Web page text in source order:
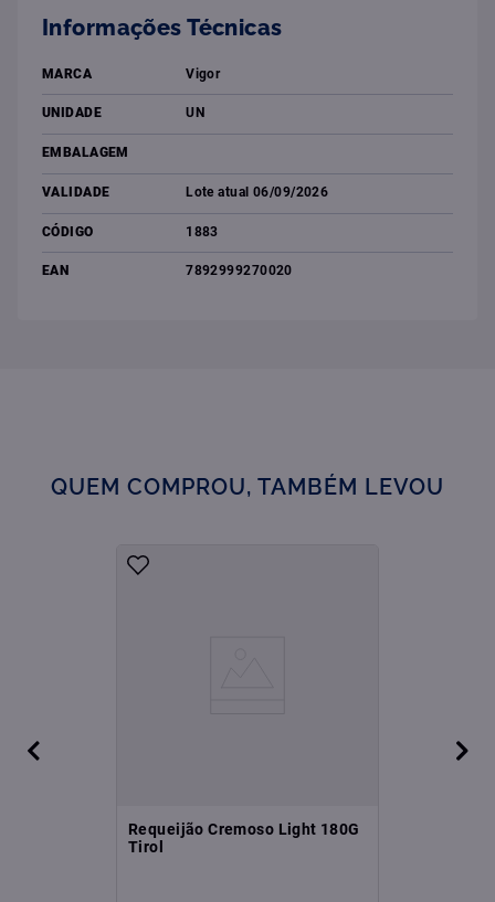
Informações Técnicas
MARCA Vigor
UNIDADE UN
EMBALAGEM
VALIDADE Lote atual 06/09/2026
CÓDIGO 1883
EAN 7892999270020
QUEM COMPROU, TAMBÉM LEVOU
Requeijão Cremoso Light 180G
Tirol